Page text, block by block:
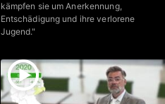
kämpfen sie um Anerkennung,
Entschädigung und ihre verlorene
Jugend."